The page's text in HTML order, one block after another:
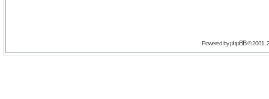
Powered byphpBB© 2001,